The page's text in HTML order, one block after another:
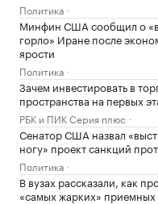
Политика
Минфин США сообщил о
горло» Иране после
ярости
Политика
Зачем инвестировать в
пространства на первых
РБК и ПИК Серия плюс
Сенатор США назвал
ногу» проект санкций
Политика
В вузах рассказали, как
«самых жарких»